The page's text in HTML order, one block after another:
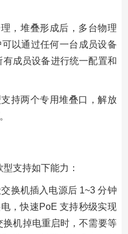
，堆叠形成后，多台物理
以通过任何一台成员设备
成员设备进行统一配置和
持两个专用堆叠口，解放
支持如下能力：
换机插入电源后 1~3 分钟
，快速PoE 支持秒级实现
机掉电重启时，不需要等